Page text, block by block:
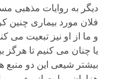
دیگر به روایات مذهبی
فلان مورد بیماری
و ما از او نیز تبعیت می
بیشتر شیعی این دو منبع